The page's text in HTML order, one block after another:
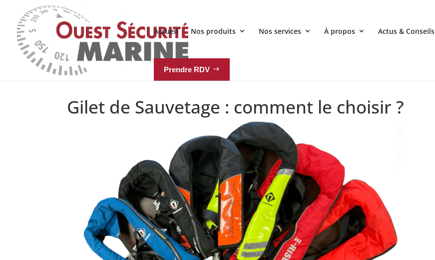
Accueil Nos produits Nos services À propos Actus & Conseils
Prendre RDV
Gilet de Sauvetage : comment le choisir ?